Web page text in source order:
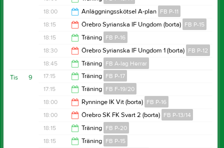
18:45
19:30
18:00 Anläggningsskötsel A-plan FB P-11
19:00
18:15 Örebro Syrianska IF Ungdom (borta) FB P-15
19:30
18:15 Träning FB P-16
19:30
18:30 Örebro Syrianska IF Ungdom 1 (borta) FB P-12
20:30
18:45 Träning FB A-lag Herrar
20:30
9
Tis 17:15 Träning FB P-17
18:15
17:15 Träning FB F-19/20
18:15
18:00 Rynninge IK Vit (borta) FB P-16
20:00
18:00 Örebro SK FK Svart 2 (borta) FB P-13/14
20:00
18:15 Träning FB P-20
18:15 Träning FB P-15